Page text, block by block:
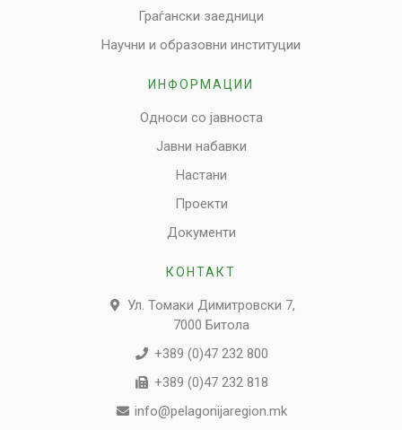
Граѓански заедници
Научни и образовни институции
ИНФОРМАЦИИ
Односи со јавноста
Јавни набавки
Настани
Проекти
Документи
КОНТАКТ
Ул. Томаки Димитровски 7,
7000 Битола
+389 (0)47 232 800
+389 (0)47 232 818
info@pelagonijaregion.mk